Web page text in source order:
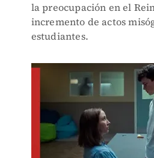
la preocupación en el
incremento de actos
estudiantes.